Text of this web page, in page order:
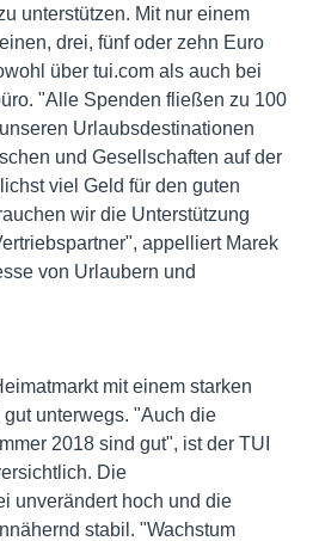
unterstützen. Mit nur einem
drei, fünf oder zehn Euro
über tui.com als auch bei
"Alle Spenden fließen zu 100
Urlaubsdestinationen
und Gesellschaften auf der
viel Geld für den guten
wir die Unterstützung
appelliert Marek
von Urlaubern und
mit einem starken
unterwegs. "Auch die
2018 sind gut", ist der TUI
Die
unverändert hoch und die
stabil. "Wachstum